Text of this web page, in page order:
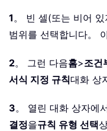
1 。 빈 셀(또는 비어
범위를 선택합니다。
2。 그런 다음홈>조건
서식 지정 규칙대화 상
3。 열린 대화 상자에
결정을규칙 유형 선택